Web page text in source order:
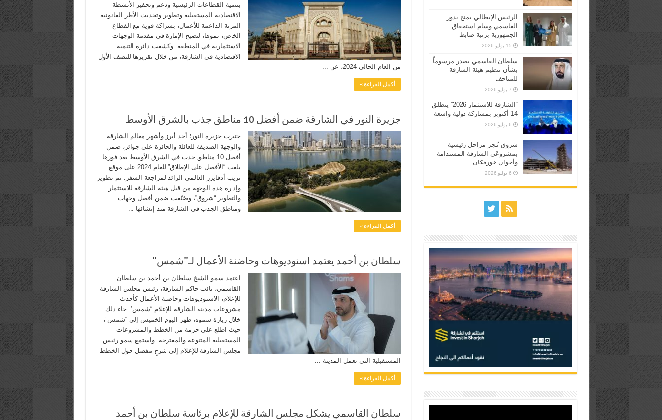
بتنمية القطاعات الرئيسية ودعم وتحفيز الأنشطة
الاقتصادية المستقبلية وتطوير وتحديث الأطر القانونية
المرنة الداعمة للأعمال، بشراكة قوية مع القطاع
الخاص، نموها، لتصبح الإمارة في مقدمة الوجهات
الاستثمارية في المنطقة. وكشفت دائرة التنمية
الاقتصادية في الشارقة، من خلال تقريرها للنصف الأول
من العام الحالي 2024، عن ...
أكمل القراءة »
جزيرة النور في الشارقة ضمن أفضل 10 مناطق جذب بالشرق الأوسط
ختيرت جزيرة النور؛ أحد أبرز وأشهر معالم الشارقة
والوجهة الصديقة للعائلة والحائزة على جوائز، ضمن
أفضل 10 مناطق جذب في الشرق الأوسط بعد فوزها
بلقب “الأفضل على الإطلاق” للعام 2024 على موقع
تريب أدفايزر العالمي الرائد لمراجعة السفر. تم تطوير
وإدارة هذه الوجهة من قبل هيئة الشارقة للاستثمار
والتطوير “شروق”، وصُنّفت ضمن أفضل وجهات
ومناطق الجذب في الشارقة منذ إنشائها ...
أكمل القراءة »
سلطان بن أحمد يعتمد استوديوهات وحاضنة الأعمال لـ”شمس”
اعتمد سمو الشيخ سلطان بن أحمد بن سلطان
القاسمي، نائب حاكم الشارقة، رئيس مجلس الشارقة
للإعلام، الاستوديوهات وحاضنة الأعمال كأحدث
مشروعات مدينة الشارقة للإعلام “شمس”. جاء ذلك
خلال زيارة سموه، ظهر اليوم الخميس إلى “شمس”،
حيث اطلع على حزمة من الخطط والمشروعات
المستقبلية المتنوعة والمقترحة. واستمع سمو رئيس
مجلس الشارقة للإعلام إلى شرحٍ مفصل حول الخطط
المستقبلية التي تعمل المدينة ...
أكمل القراءة »
سلطان القاسمي يشكل مجلس الشارقة للإعلام برئاسة سلطان بن أحمد
الرئيس الإيطالي يمنح بدور
القاسمي وسام استحقاق
الجمهورية برتبة ضابط
15 يوليو 2026
سلطان القاسمي يصدر مرسوماً
بشأن تنظيم هيئة الشارقة
للمتاحف
7 يوليو 2026
“الشارقة للاستثمار 2026” ينطلق
14 أكتوبر بمشاركة دولية واسعة
6 يوليو 2026
شروق تُنجز مراحل رئيسية
بمشروعَي الشارقة المستدامة
وأجوان خورفكان
6 يوليو 2026